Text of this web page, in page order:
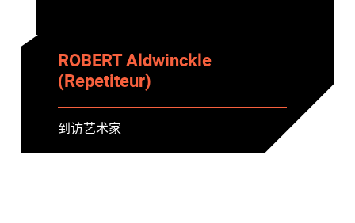
ROBERT Aldwinckle
(Repetiteur)
到访艺术家